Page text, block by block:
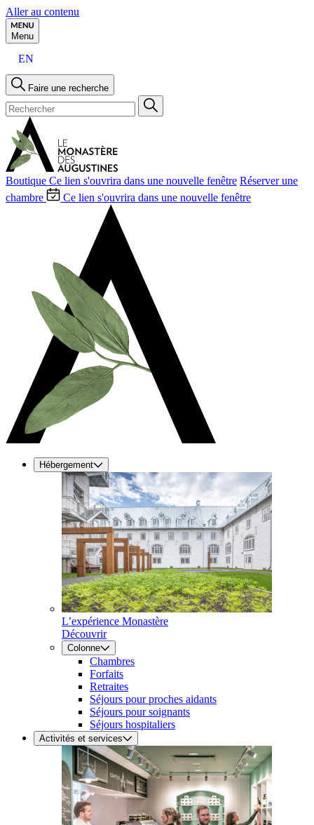
Aller au contenu
Menu
EN
Faire une recherche
Boutique Ce lien s'ouvrira dans une nouvelle fenêtre Réserver une
chambre
Ce lien s'ouvrira dans une nouvelle fenêtre
Hébergement
L’expérience Monastère
Découvrir
Colonne
Chambres
Forfaits
Retraites
Séjours pour proches aidants
Séjours pour soignants
Séjours hospitaliers
Activités et services